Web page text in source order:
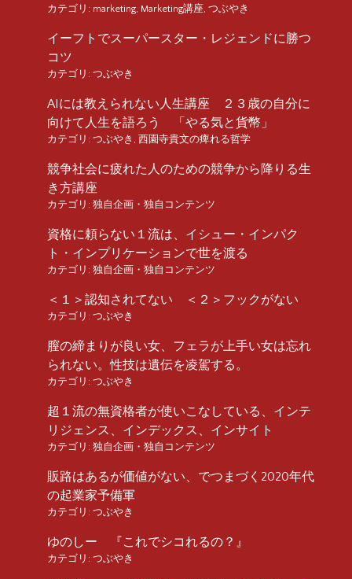
カテゴリ: marketing Marketing講座 つぶやき
イーフトでスーパースター・レジェンドに勝つ
コツ
カテゴリ: つぶやき
AIには教えられない人生講座 ２３歳の自分に
向けて人生を語ろう 「やる気と貨幣」
カテゴリ: つぶやき 西園寺貴文の痺れる哲学
競争社会に疲れた人のための競争から降りる生
き方講座
カテゴリ: 独自企画・独自コンテンツ
資格に頼らない１流は、イシュー・インパク
ト・インプリケーションで世を渡る
カテゴリ: 独自企画・独自コンテンツ
＜１＞認知されてない ＜２＞フックがない
カテゴリ: つぶやき
膣の締まりが良い女、フェラが上手い女は忘れ
られない。性技は遺伝を凌駕する。
カテゴリ: つぶやき
超１流の無資格者が使いこなしている、インテ
リジェンス、インデックス、インサイト
カテゴリ: 独自企画・独自コンテンツ
販路はあるが価値がない、でつまづく2020年代
の起業家予備軍
カテゴリ: つぶやき
ゆのしー 『これでシコれるの？』
カテゴリ: つぶやき